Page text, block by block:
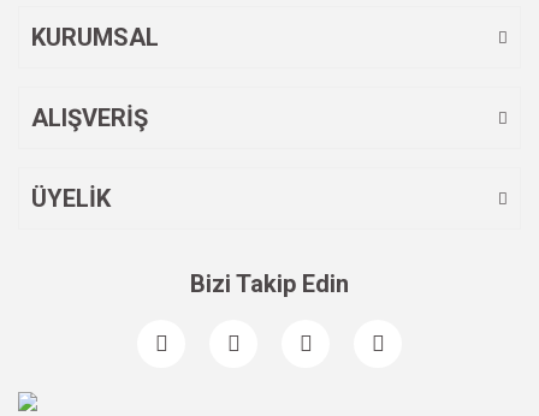
KURUMSAL
ALIŞVERİŞ
ÜYELİK
Bizi Takip Edin